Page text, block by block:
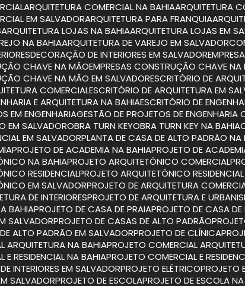
ARQUITETURA COMERCIAL NA BAHIA ARQUITETURA
EM SALVADOR ARQUITETURA PARA FRANQUIA
ARQUITETURA LOJAS NA BAHIA ARQUITETURA LOJAS EM
NA BAHIA ARQUITETURA DE VAREJO EM SALVADOR
DECORAÇÃO DE INTERIORES EM SALVADOR
CHAVE NA MÃO EMPRESAS CONSTRUÇÃO CHAVE
CHAVE NA MÃO EM SALVADOR ESCRITÓRIO DE
COMERCIAL ESCRITÓRIO DE ARQUITETURA EM
E ARQUITETURA NA BAHIA ESCRITÓRIO DE
EM ENGENHARIA GESTÃO DE PROJETOS DE ENGENHARIA
EM SALVADOR OBRA TURN KEY OBRA TURN KEY NA BAHIA
EM SALVADOR PLANTA DE CASA DE ALTO PADRÃO
PROJETO DE ACADEMIA NA BAHIA PROJETO DE
NA BAHIA PROJETO ARQUITETÔNICO COMERCIAL
RESIDENCIAL PROJETO ARQUITETÔNICO
EM SALVADOR PROJETO DE ARQUITETURA
DE INTERIORES PROJETO DE ARQUITETURA E
BAHIA PROJETO DE CASA DE PRAIA PROJETO DE CASA
SALVADOR PROJETO DE CASAS DE ALTO PADRÃO
ALTO PADRÃO EM SALVADOR PROJETO DE CLÍNICA
ARQUITETURA NA BAHIA PROJETO COMERCIAL
E RESIDENCIAL NA BAHIA PROJETO COMERCIAL E
INTERIORES EM SALVADOR PROJETO ELÉTRICO
SALVADOR PROJETO DE ESCOLA PROJETO DE ESCOLA